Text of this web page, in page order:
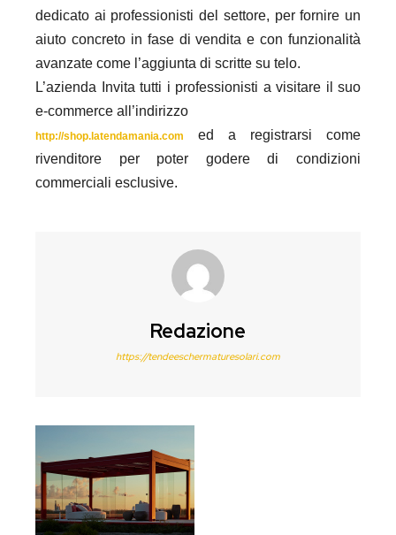
dedicato ai professionisti del settore, per fornire un
aiuto concreto in fase di vendita e con funzionalità
avanzate come l’aggiunta di scritte su telo.
L’azienda Invita tutti i professionisti a visitare il suo
e-commerce all’indirizzo
http://shop.latendamania.com
ed a registrarsi come
rivenditore per poter godere di condizioni
commerciali esclusive.
Redazione
https://tendeeschermaturesolari.com